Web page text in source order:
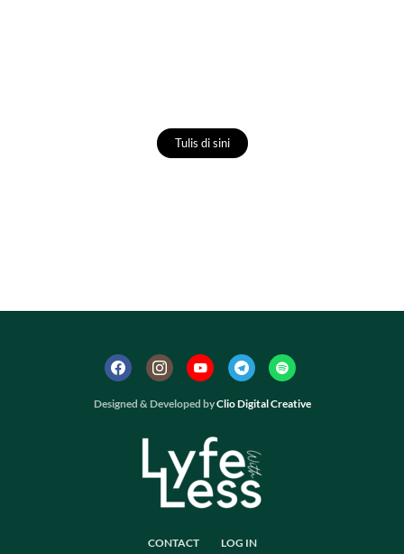
Tulis di sini
Designed & Developed byClio Digital Creative
CONTACT LOG IN